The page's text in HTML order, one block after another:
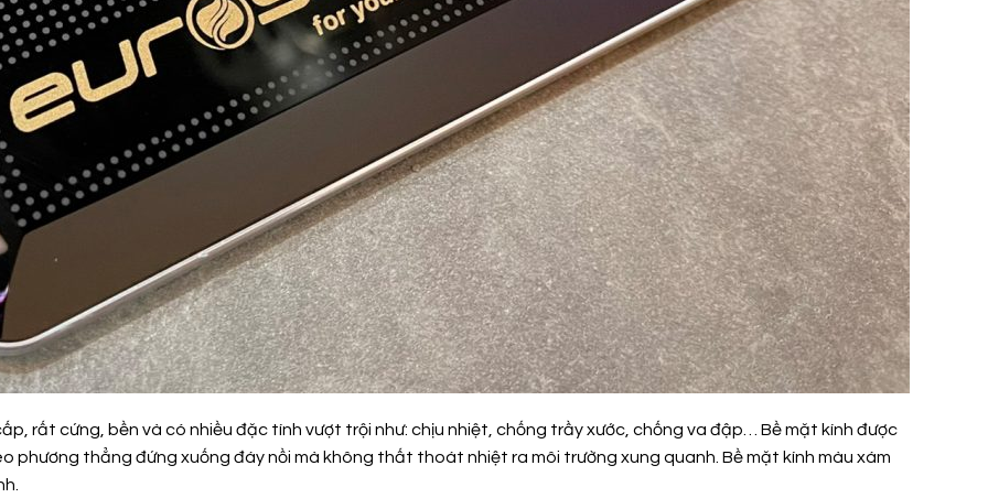
rất cứng, bền và có nhiều đặc tính vượt trội như: chịu nhiệt, chống trầy xước, chống va đập… Bề mặt kính được
phương thẳng đứng xuống đáy nồi mà không thất thoát nhiệt ra môi trường xung quanh. Bề mặt kính màu xám